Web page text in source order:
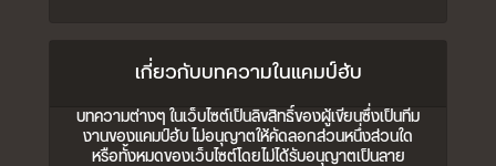
เกี่ยวกับบทความในแคมป์ฮับ
บทความต่างๆ ในเว็บไซต์เป็นลิขสิทธิ์ของผู้เขียนซึ่งเป็นทีม
งานของแคมป์ฮับ ไม่อนุญาตให้คัดลอกส่วนหนึ่งส่วนใด
หรือทั้งหมดของเว็บไซต์โดยไม่ได้รับอนุญาตเป็นลาย